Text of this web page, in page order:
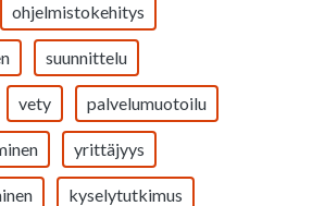
ohjelmistokehitys
suunnittelu
vety palvelumuotoilu
yrittäjyys
kyselytutkimus